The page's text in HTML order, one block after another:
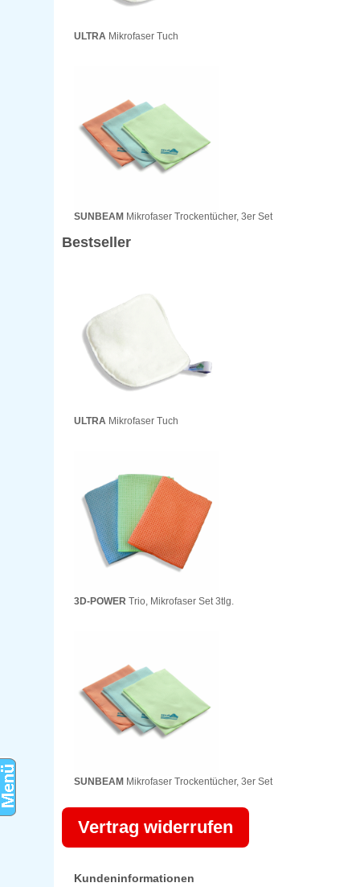
ULTRA Mikrofaser Tuch
SUNBEAM Mikrofaser Trockentücher, 3er Set
Bestseller
ULTRA Mikrofaser Tuch
3D-POWER Trio, Mikrofaser Set 3tlg.
SUNBEAM Mikrofaser Trockentücher, 3er Set
Vertrag widerrufen
Kundeninformationen